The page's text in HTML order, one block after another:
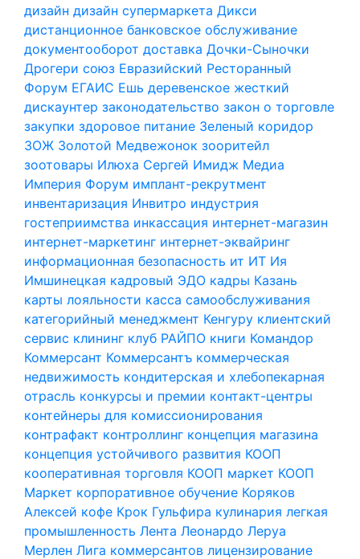
дизайн дизайн супермаркета Дикси
дистанционное банковское обслуживание
документооборот доставка Дочки-Сыночки
Дрогери союз Евразийский Ресторанный
Форум ЕГАИС Ешь деревенское жесткий
дискаунтер законодательство закон о торговле
закупки здоровое питание Зеленый коридор
ЗОЖ Золотой Медвежонок зооритейл
зоотовары Илюха Сергей Имидж Медиа
Империя Форум имплант-рекрутмент
инвентаризация Инвитро индустрия
гостеприимства инкассация интернет-магазин
интернет-маркетинг интернет-эквайринг
информационная безопасность ит ИТ Ия
Имшинецкая кадровый ЭДО кадры Казань
карты лояльности касса самообслуживания
категорийный менеджмент Кенгуру клиентский
сервис клининг клуб РАЙПО книги Командор
Коммерсант Коммерсантъ коммерческая
недвижимость кондитерская и хлебопекарная
отрасль конкурсы и премии контакт-центры
контейнеры для комиссионирования
контрафакт контроллинг концепция магазина
концепция устойчивого развития КООП
кооперативная торговля КООП маркет КООП
Маркет корпоративное обучение Коряков
Алексей кофе Крок Гульфира кулинария легкая
промышленность Лента Леонардо Леруа
Мерлен Лига коммерсантов лицензирование